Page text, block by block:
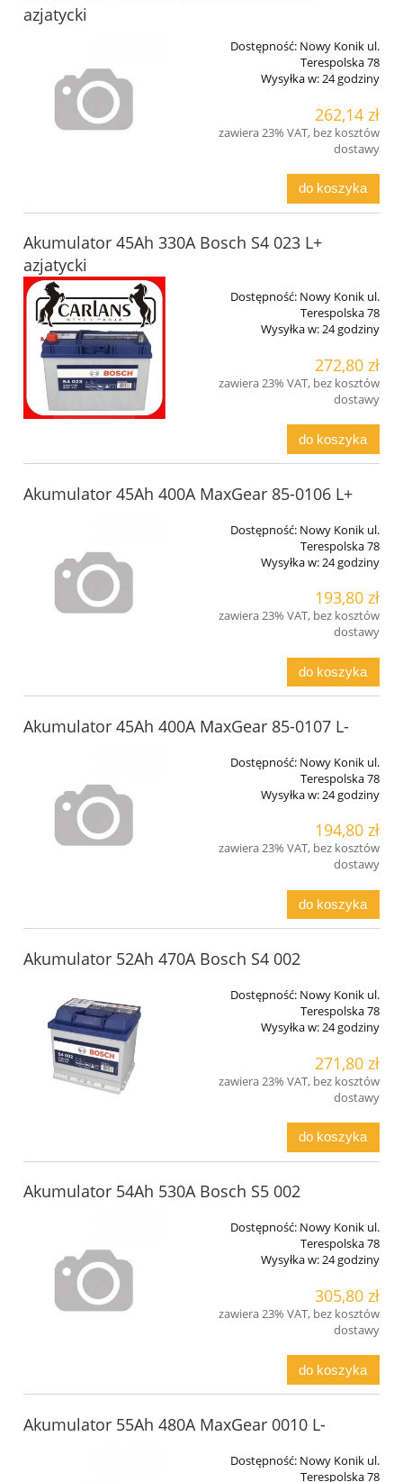
azjatycki
Dostępność: Nowy Konik ul.
Terespolska 78
Wysyłka w:24 godziny
262,14 zł
zawiera 23% VAT, bez kosztów
dostawy
do koszyka
Akumulator 45Ah 330A Bosch S4 023 L+
azjatycki
Dostępność: Nowy Konik ul.
Terespolska 78
Wysyłka w:24 godziny
272,80 zł
zawiera 23% VAT, bez kosztów
dostawy
do koszyka
Akumulator 45Ah 400A MaxGear 85-0106 L+
Dostępność: Nowy Konik ul.
Terespolska 78
Wysyłka w:24 godziny
193,80 zł
zawiera 23% VAT, bez kosztów
dostawy
do koszyka
Akumulator 45Ah 400A MaxGear 85-0107 L-
Dostępność: Nowy Konik ul.
Terespolska 78
Wysyłka w:24 godziny
194,80 zł
zawiera 23% VAT, bez kosztów
dostawy
do koszyka
Akumulator 52Ah 470A Bosch S4 002
Dostępność: Nowy Konik ul.
Terespolska 78
Wysyłka w:24 godziny
271,80 zł
zawiera 23% VAT, bez kosztów
dostawy
do koszyka
Akumulator 54Ah 530A Bosch S5 002
Dostępność: Nowy Konik ul.
Terespolska 78
Wysyłka w:24 godziny
305,80 zł
zawiera 23% VAT, bez kosztów
dostawy
do koszyka
Akumulator 55Ah 480A MaxGear 0010 L-
Dostępność: Nowy Konik ul.
Terespolska 78